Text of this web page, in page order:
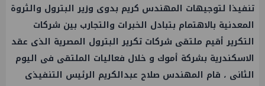
تنفيذا لتوجيهات المهندس كريم بدوى وزير البترول والثروة
المعدنية بالاهتمام بتبادل الخبرات والتجارب بين شركات
التكرير أقيم ملتقى شركات تكرير البترول المصرية الذى عقد
الاسكندرية بشركة أموك و خلال فعاليات الملتقى فى اليوم
الثانى ، قام المهندس صلاح عبدالكريم الرئيس التنفيذى